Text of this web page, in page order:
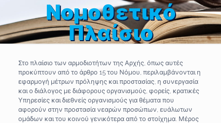
Νομοθετικό
Πλαίσιο
Στο πλαίσιο των αρμοδιοτήτων της Αρχής, όπως αυτές
προκύπτουν από το άρθρο 15 του Νόμου, περιλαμβάνονται η
εφαρμογή μέτρων πρόληψης και προστασίας, η συνεργασία
και ο διάλογος με διάφορους οργανισμούς, φορείς, κρατικές
Υπηρεσίες και διεθνείς οργανισμούς για θέματα που
αφορούν στην προστασία νεαρών προσώπων, ευάλωτων
ομάδων και του κοινού γενικότερα από το στοίχημα. Μέρος